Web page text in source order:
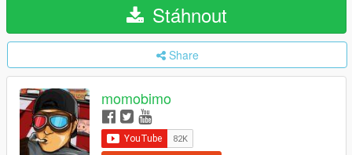
Stáhnout
Share
momobimo